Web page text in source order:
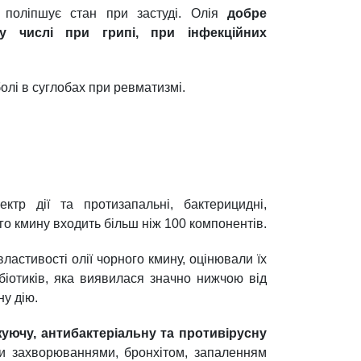
стан при застуді. Олія добре
числі при грипі, при інфекційних
в суглобах при ревматизмі.
дії та протизапальні, бактерицидні,
кмину входить більш ніж 100 компонентів.
олії чорного кмину, оцінювали їх
яка виявилася значно нижчою від
дію.
антибактеріальну та противірусну
захворюваннями, бронхітом, запаленням